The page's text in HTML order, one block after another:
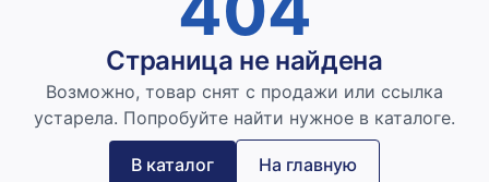
Страница не найдена
Возможно, товар снят с продажи или ссылка
устарела. Попробуйте найти нужное в каталоге.
В каталог На главную